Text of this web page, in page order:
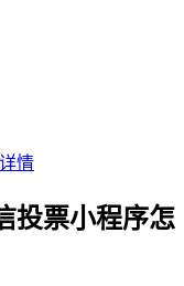
情
投票小程序怎